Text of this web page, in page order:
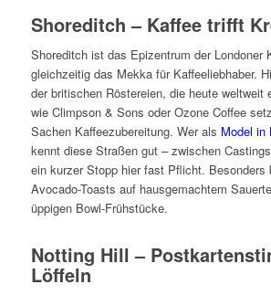
Shoreditch – Kaffee trifft
Shoreditch ist das Epizentrum der Londoner
gleichzeitig das Mekka für Kaffeeliebhaber.
der britischen Röstereien, die heute weltweit
wie Climpson & Sons oder Ozone Coffee
Sachen Kaffeezubereitung. Wer als Model in
kennt diese Straßen gut – zwischen
ein kurzer Stopp hier fast Pflicht. Besonders
Avocado-Toasts auf hausgemachtem
üppigen Bowl-Frühstücke.
Notting Hill –
Löffeln